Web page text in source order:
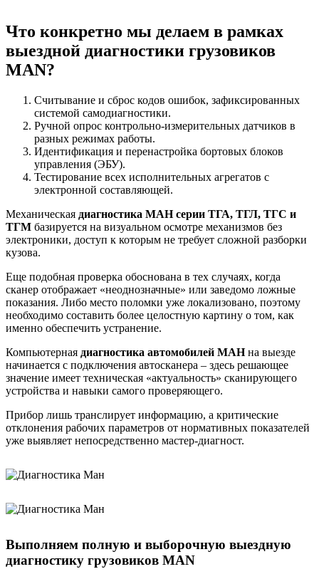
Что конкретно мы делаем в рамках
выездной диагностики грузовиков
MAN?
Считывание и сброс кодов ошибок, зафиксированных
системой самодиагностики.
Ручной опрос контрольно-измерительных датчиков в
разных режимах работы.
Идентификация и перенастройка бортовых блоков
управления (ЭБУ).
Тестирование всех исполнительных агрегатов с
электронной составляющей.
Механическая диагностика МАН серии ТГА, ТГЛ, ТГС и
ТГМ базируется на визуальном осмотре механизмов без
электроники, доступ к которым не требует сложной разборки
кузова.
Еще подобная проверка обоснована в тех случаях, когда
сканер отображает «неоднозначные» или заведомо ложные
показания. Либо место поломки уже локализовано, поэтому
необходимо составить более целостную картину о том, как
именно обеспечить устранение.
Компьютерная диагностика автомобилей МАНна выезде
начинается с подключения автосканера – здесь решающее
значение имеет техническая «актуальность» сканирующего
устройства и навыки самого проверяющего.
Прибор лишь транслирует информацию, а критические
отклонения рабочих параметров от нормативных показателей
уже выявляет непосредственно мастер-диагност.
Выполняем полную и выборочную выездную
диагностику грузовиков MAN